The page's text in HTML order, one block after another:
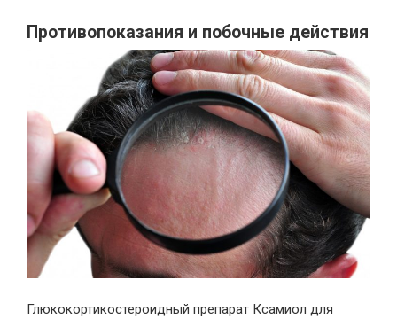
Противопоказания и побочные действия
Глюкокортикостероидный препарат Ксамиол для